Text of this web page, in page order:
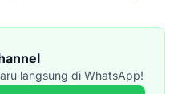
langsung di WhatsApp!